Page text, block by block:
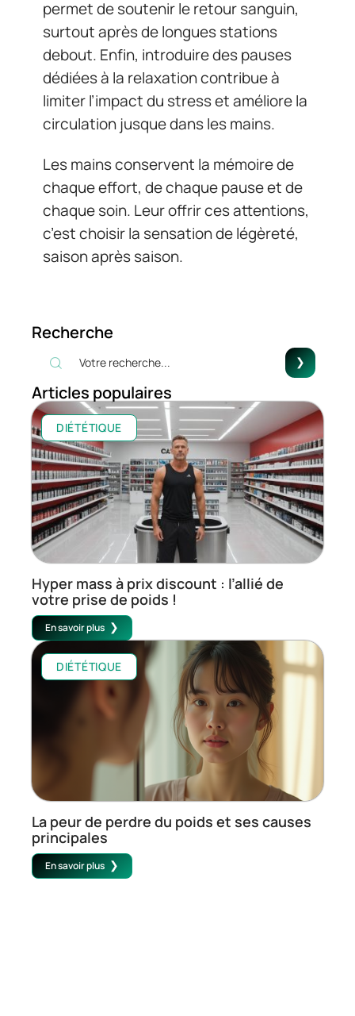
permet de soutenir le retour sanguin,
surtout après de longues stations
debout. Enfin, introduire des pauses
dédiées à la relaxation contribue à
limiter l’impact du stress et améliore la
circulation jusque dans les mains.
Les mains conservent la mémoire de
chaque effort, de chaque pause et de
chaque soin. Leur offrir ces attentions,
c’est choisir la sensation de légèreté,
saison après saison.
Recherche
Articles populaires
DIÉTÉTIQUE
Hyper mass à prix discount : l’allié de
votre prise de poids !
En savoir plus
DIÉTÉTIQUE
La peur de perdre du poids et ses causes
principales
En savoir plus